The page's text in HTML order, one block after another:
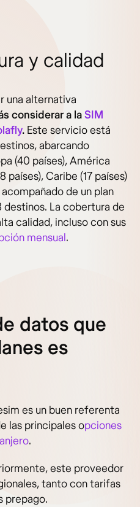
y calidad
una alternativa
considerar a laSIM
. Este servicio está
abarcando
(40 países), América
países), Caribe (17 países)
acompañado de un plan
destinos. La cobertura de
calidad, incluso con sus
mensual.
datos que
es
es un buen referenta
las principales opciones
.
este proveedor
tanto con tarifas
prepago.